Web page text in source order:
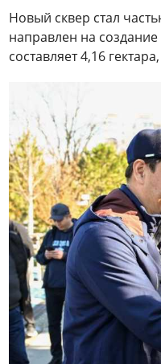
Новый сквер стал
направлен на
составляет 4,16